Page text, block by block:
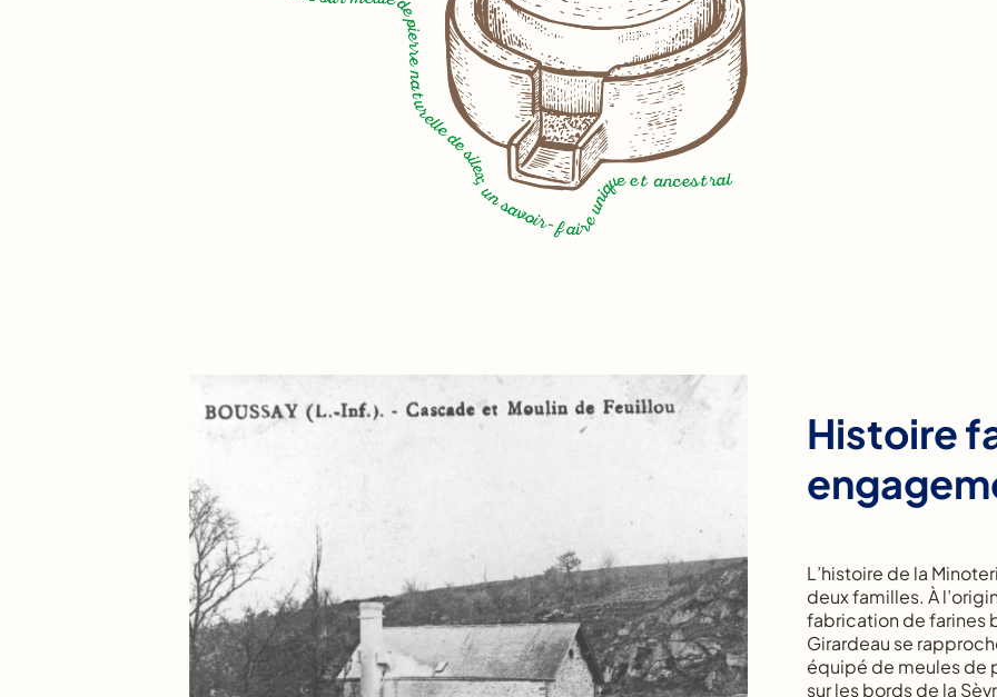
Histoire
L’histoire de la
deux familles. À
fabrication de farines
Girardeau se
équipé de meules de
sur les bords de la